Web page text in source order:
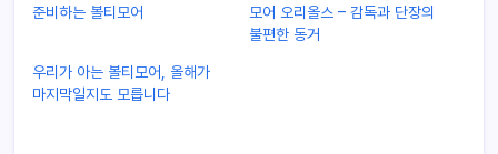
준비하는 볼티모어
모어 오리올스 – 감독과 단장의
불편한 동거
우리가 아는 볼티모어, 올해가
마지막일지도 모릅니다